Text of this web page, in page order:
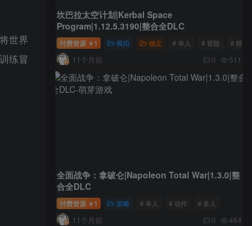
世界
练冒
坎巴拉太空计划|Kerbal Space
Program|1.12.5.3190|整合全DLC
付费资源 ￥ 1 模拟 独立 # 单人 # 冒险 # 模拟
11个月前 0 511
全面战争：拿破仑|Napoleon Total War|1.3.0|整
合全DLC
付费资源 ￥ 1 策略 # 单人 # 动作 # 多人
11个月前 0 464